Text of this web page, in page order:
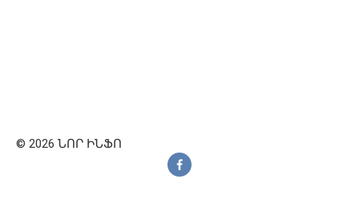
© 2026 ՆՈՐ ԻՆՖՈ